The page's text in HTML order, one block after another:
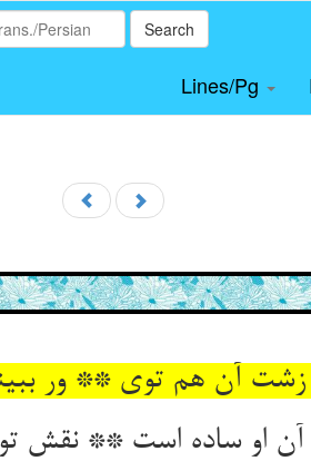
Search
Lines/Pg
زشت آن هم توی ** ور
آن او ساده است ** نقش